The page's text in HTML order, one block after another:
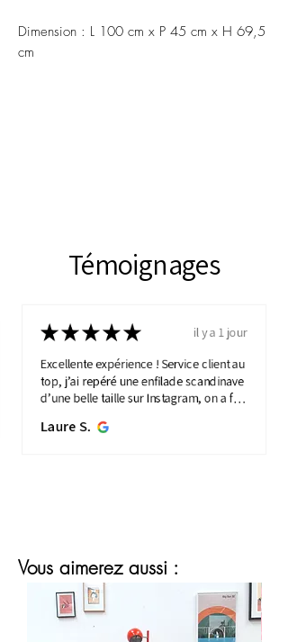
Témoignages
★★★★★
il y a 1 jour
Excellente expérience ! Service client au
top, j’ai repéré une enfilade scandinave
d’une belle taille sur Instagram, on a fait
plus...MONTRE PLUS
Laure S.
Dimension : L 100 cm x P 45 cm x H 69,5
cm
Vous aimerez aussi :